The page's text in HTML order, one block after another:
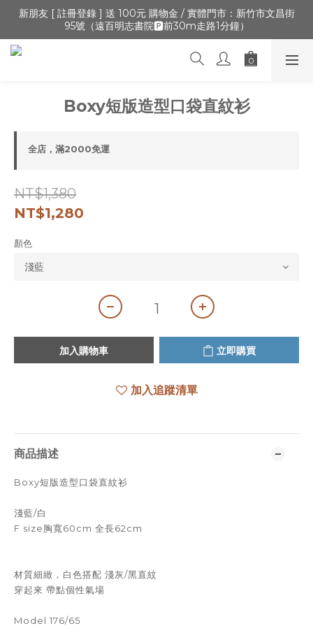
🔺「會員制」新開張,加入會員,全通路可累積紅利 >登入官網 > 個
人資訊 > 填寫正確「生日」收生日禮金
新朋友 [ 註冊登錄 ] 送 100元 購物金 / 實體門市：新竹市文昌街
95號（遠百明志書院🅿️前30m走路1分鐘）
🔺「會員制」新開張,加入會員,全通路可累積紅利 >登入官網 > 個
人資訊 > 填寫正確「生日」收生日禮金
Boxy短版造型口袋直紋衫
全店，滿2000免運
NT$1,380
NT$1,280
顏色
加入購物車 立即購買
加入追蹤清單
商品描述
Boxy短版造型口袋直紋衫
淺藍/白
F size胸寬60cm 全長62cm
材質細緻，白色搭配 淺灰/黑直紋
穿起來 帶點個性氣場
Model 176/65